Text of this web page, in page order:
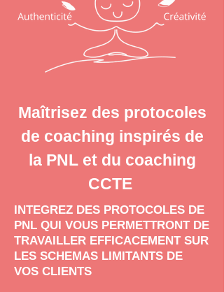
Maîtrisez des protocoles
de coaching inspirés de
la PNL et du coaching
CCTE
INTEGREZ DES PROTOCOLES DE
PNL QUI VOUS PERMETTRONT DE
TRAVAILLER EFFICACEMENT SUR
LES SCHEMAS LIMITANTS DE
VOS CLIENTS